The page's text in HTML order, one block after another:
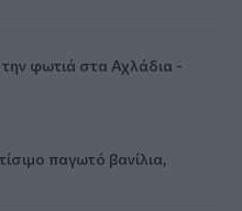
φωτιά στα Αχλάδια -
παγωτό βανίλια,